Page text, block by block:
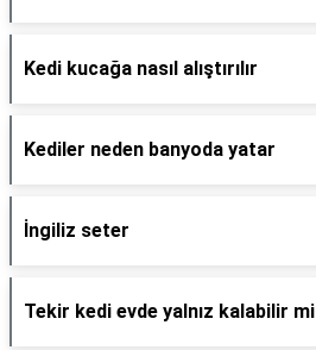
Kedi kucağa nasıl alıştırılır
Kediler neden banyoda yatar
İngiliz seter
Tekir kedi evde yalnız kalabilir mi